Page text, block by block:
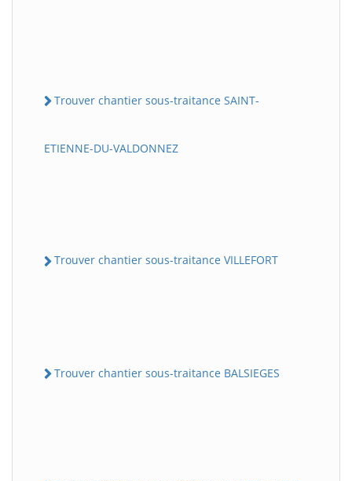
Trouver chantier sous-traitance SAINT-
ETIENNE-DU-VALDONNEZ
Trouver chantier sous-traitance VILLEFORT
Trouver chantier sous-traitance BALSIEGES